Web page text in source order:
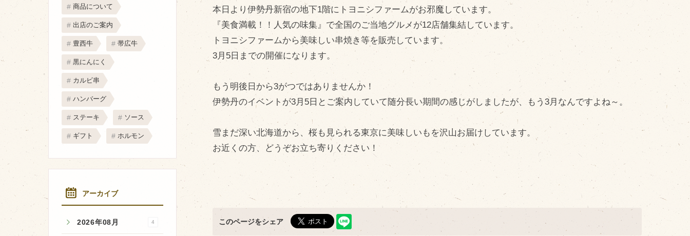
商品について
出店のご案内
豊西牛 帯広牛
黒にんにく
カルビ串
ハンバーグ
ステーキ ソース
ギフト ホルモン
アーカイブ
2026年08月 4
本日より伊勢丹新宿の地下1階にトヨニシファームがお邪魔しています。
『美食満載！！人気の味集』で全国のご当地グルメが12店舗集結しています。
トヨニシファームから美味しい串焼き等を販売しています。
3月5日までの開催になります。
もう明後日から3がつではありませんか！
伊勢丹のイベントが3月5日とご案内していて随分長い期間の感じがしましたが、もう3月なんですよね～。
雪まだ深い北海道から、桜も見られる東京に美味しいもを沢山お届けしています。
お近くの方、どうぞお立ち寄りください！
このページをシェア
取り扱い店
販売店
飲食店
その他
マップから探す
問い合わせ
個人のお客様
法人のお客様
Facebook
Twitter
LINE公式アカウント
Instagram
RSS フィード